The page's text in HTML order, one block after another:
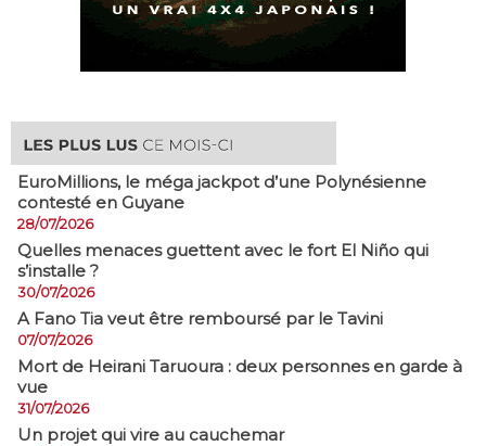
EuroMillions, ​le méga jackpot d’une Polynésienne
contesté en Guyane
28/07/2026
Quelles menaces guettent avec le fort El Niño qui
s’installe ?
30/07/2026
A Fano Tia veut être remboursé par le Tavini
07/07/2026
Mort de Heirani Taruoura : deux personnes en garde à
vue
31/07/2026
Un projet qui vire au cauchemar